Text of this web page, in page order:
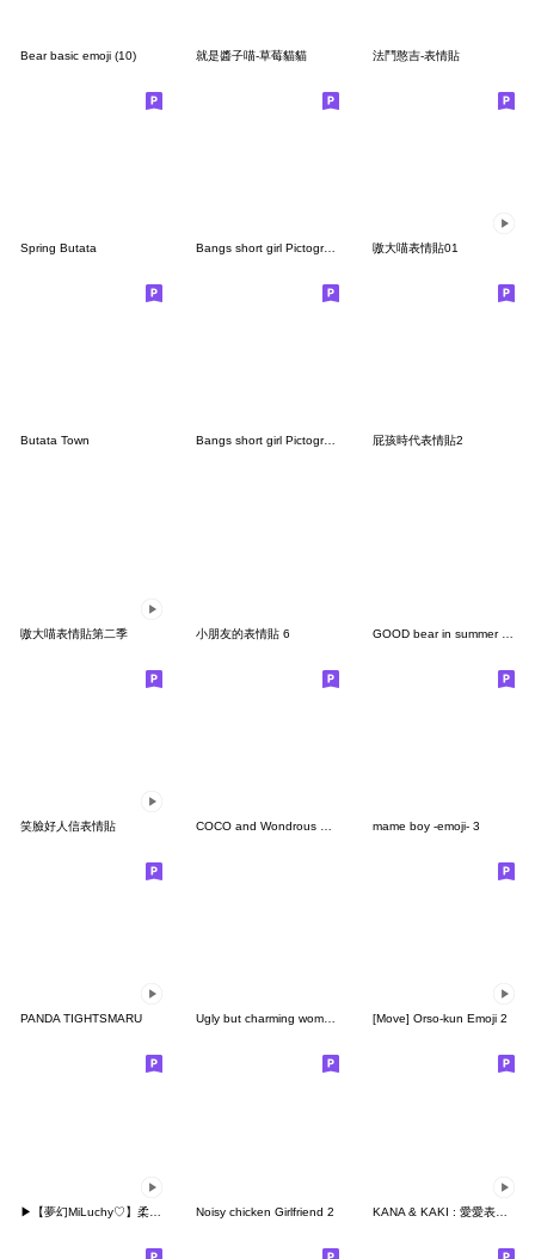
Bear basic emoji (10) 就是醬子喵-草莓貓貓 法鬥憨吉-表情貼
Spring Butata Bangs short girl Pictograph vol.05 嗷大喵表情貼01
Butata Town Bangs short girl Pictograph vol.03 屁孩時代表情貼2
嗷大喵表情貼第二季 小朋友的表情貼 6
笑臉好人信表情貼 mame boy -emoji- 3
PANDA TIGHTSMARU Ugly but charming woman Pictograph [Move] Orso-kun Emoji 2
Noisy chicken Girlfriend 2 KANA & KAKI : 愛愛表情符號 3